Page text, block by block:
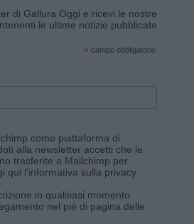
di Gallura Oggi e ricevi le nostre
le ultime notizie pubblicate
* campo obbligatorio
come piattaforma di
alla newsletter accetti che le
trasferite a Mailchimp per
qui l'informativa sulla privacy
in qualsiasi momento
nel piè di pagina delle